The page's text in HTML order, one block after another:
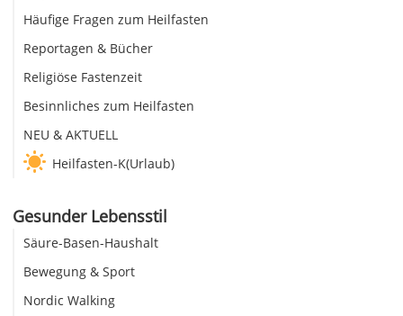
Häufige Fragen zum Heilfasten
Reportagen & Bücher
Religiöse Fastenzeit
Besinnliches zum Heilfasten
NEU & AKTUELL
Heilfasten-K(Urlaub)
Gesunder Lebensstil
Säure-Basen-Haushalt
Bewegung & Sport
Nordic Walking